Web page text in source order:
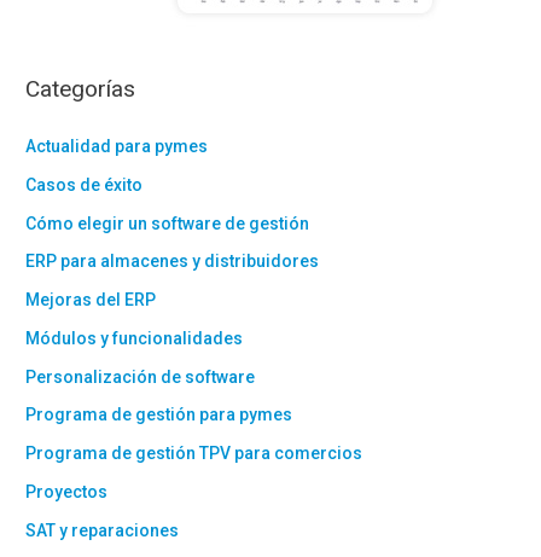
Categorías
Actualidad para pymes
Casos de éxito
Cómo elegir un software de gestión
ERP para almacenes y distribuidores
Mejoras del ERP
Módulos y funcionalidades
Personalización de software
Programa de gestión para pymes
Programa de gestión TPV para comercios
Proyectos
SAT y reparaciones